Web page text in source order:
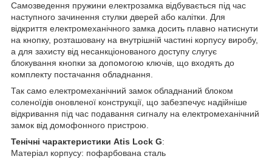
Самозведення пружини електрозамка відбувається під час
наступного зачинення стулки дверей або калітки. Для
відкриття електромеханічного замка досить плавно натиснути
на кнопку, розташовану на внутрішній частині корпусу виробу,
а для захисту від несанкціонованого доступу слугує
блокування кнопки за допомогою ключів, що входять до
комплекту постачання обладнання.
Так само електромеханічний замок обладнаний блоком
соленоїдів оновленої конструкції, що забезпечує надійніше
відкривання під час подавання сигналу на електромеханічний
замок від домофонного пристрою.
Тенічні чарактеристики Atis Lock G:
Матеріал корпусу: пофарбована сталь